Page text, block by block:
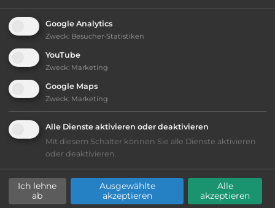
Telefon:
Ausstattung:
Platzeinrichtung: ausreichend
Geräuschkulisse: sehr ruhig
Google Analytics
Zweck: Besucher-Statistiken
YouTube
Zweck: Marketing
Google Maps
Zweck: Marketing
Alle Dienste aktivieren oder deaktivieren
Mit diesem Schalter können Sie alle Dienste aktivieren
oder deaktivieren.
Ich lehne
ab
Ausgewählte
akzeptieren
Alle
akzeptieren